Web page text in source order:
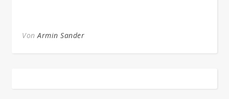
VonArmin Sander